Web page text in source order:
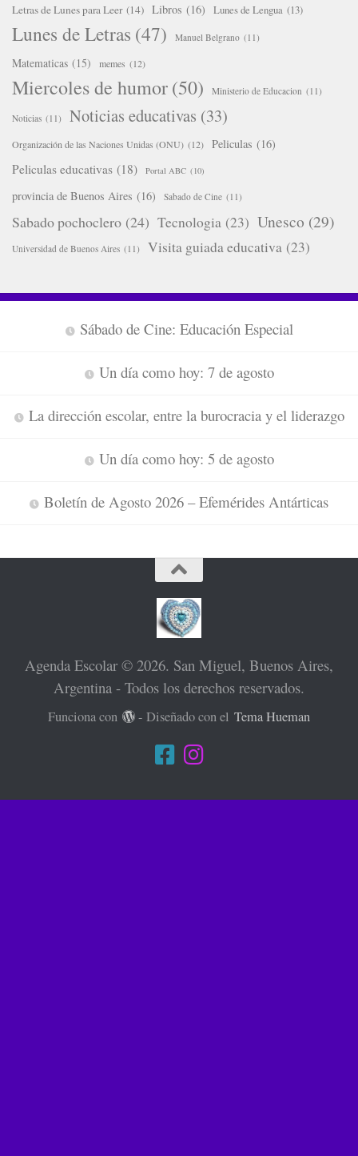
Letras de Lunes para Leer (14) Libros (16) Lunes de Lengua (13)
Lunes de Letras (47) Manuel Belgrano (11)
Matematicas (15) memes (12)
Miercoles de humor(50) Ministerio de Educacion (11)
Noticias (11) Noticias educativas (33)
Organización de las Naciones Unidas (ONU) (12) Peliculas (16)
Peliculas educativas (18) Portal ABC (10)
provincia de Buenos Aires (16) Sabado de Cine (11)
Sabado pochoclero (24) Tecnologia (23) Unesco (29)
Universidad de Buenos Aires (11) Visita guiada educativa (23)
Sábado de Cine: Educación Especial
Un día como hoy: 7 de agosto
La dirección escolar, entre la burocracia y el liderazgo
Un día como hoy: 5 de agosto
Boletín de Agosto 2026 – Efemérides Antárticas
Agenda Escolar © 2026. San Miguel, Buenos Aires,
Argentina - Todos los derechos reservados.
Funciona con - Diseñado con elTema Hueman